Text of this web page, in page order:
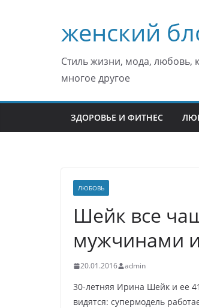
содержимомуженский
Стиль жизни, мода, любовь,
многое другое
ЗДОРОВЬЕ И ФИТНЕС
ЛЮБОВЬ
Шейк все
мужчинами
20.01.2016 admin
30-летняя Ирина Шейк и ее
видятся: супермодель